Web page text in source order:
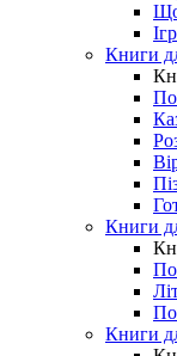
Книги
Книги
Книги